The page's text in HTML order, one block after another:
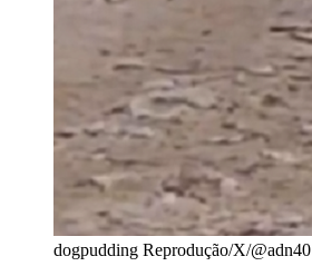
dogpudding Reprodução/X/@adn40